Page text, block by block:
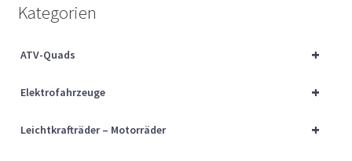
Über uns
Kategorien
+
ATV-Quads
+
Elektrofahrzeuge
+
Leichtkrafträder – Motorräder